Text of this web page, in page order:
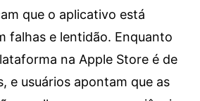
que o aplicativo está
falhas e lentidão. Enquanto
na Apple Store é de
e usuários apontam que as